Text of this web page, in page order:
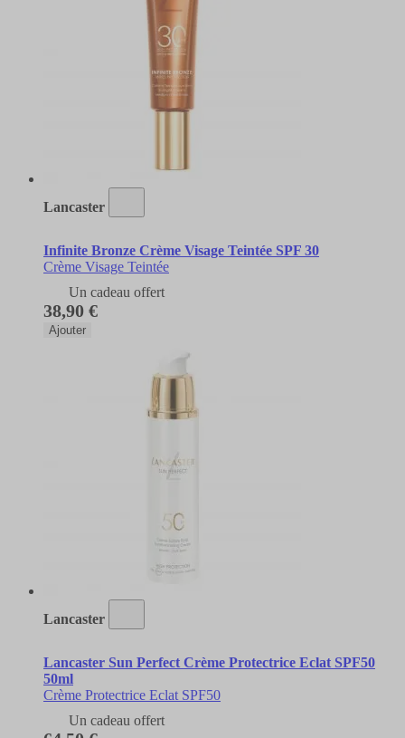
Lancaster
Infinite Bronze Crème Visage Teintée SPF 30
Crème Visage Teintée
Un cadeau offert
38,90 €
Ajouter
Lancaster
Lancaster Sun Perfect Crème Protectrice Eclat SPF50
50ml
Crème Protectrice Eclat SPF50
Un cadeau offert